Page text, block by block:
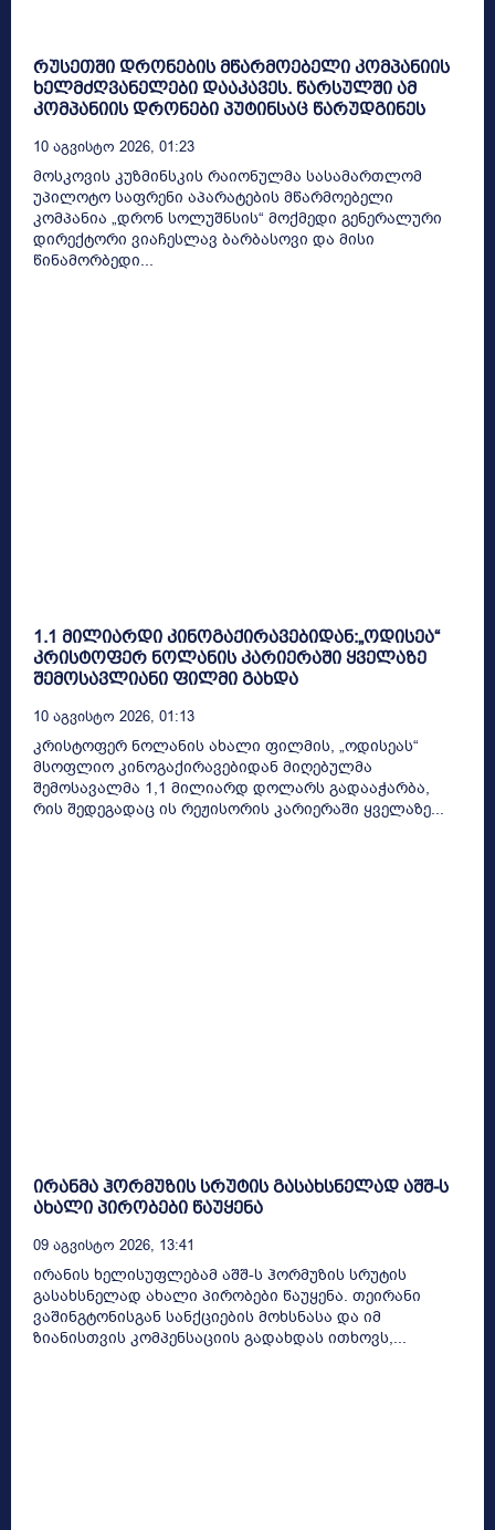
რუსეთში დრონების მწარმოებელი კომპანიის
ხელმძღვანელები დააკავეს. წარსულში ამ
კომპანიის დრონები პუტინსაც წარუდგინეს
10 Აგვისტო 2026, 01:23
მოსკოვის კუზმინსკის რაიონულმა სასამართლომ
უპილოტო საფრენი აპარატების მწარმოებელი
კომპანია „დრონ სოლუშნსის“ მოქმედი გენერალური
დირექტორი ვიაჩესლავ ბარბასოვი და მისი
წინამორბედი...
1.1 მილიარდი კინოგაქირავებიდან:„ოდისეა“
კრისტოფერ ნოლანის კარიერაში ყველაზე
შემოსავლიანი ფილმი გახდა
10 Აგვისტო 2026, 01:13
კრისტოფერ ნოლანის ახალი ფილმის, „ოდისეას“
მსოფლიო კინოგაქირავებიდან მიღებულმა
შემოსავალმა 1,1 მილიარდ დოლარს გადააჭარბა,
რის შედეგადაც ის რეჟისორის კარიერაში ყველაზე...
ირანმა ჰორმუზის სრუტის გასახსნელად აშშ-ს
ახალი პირობები წაუყენა
09 Აგვისტო 2026, 13:41
ირანის ხელისუფლებამ აშშ-ს ჰორმუზის სრუტის
გასახსნელად ახალი პირობები წაუყენა. თეირანი
ვაშინგტონისგან სანქციების მოხსნასა და იმ
ზიანისთვის კომპენსაციის გადახდას ითხოვს,...